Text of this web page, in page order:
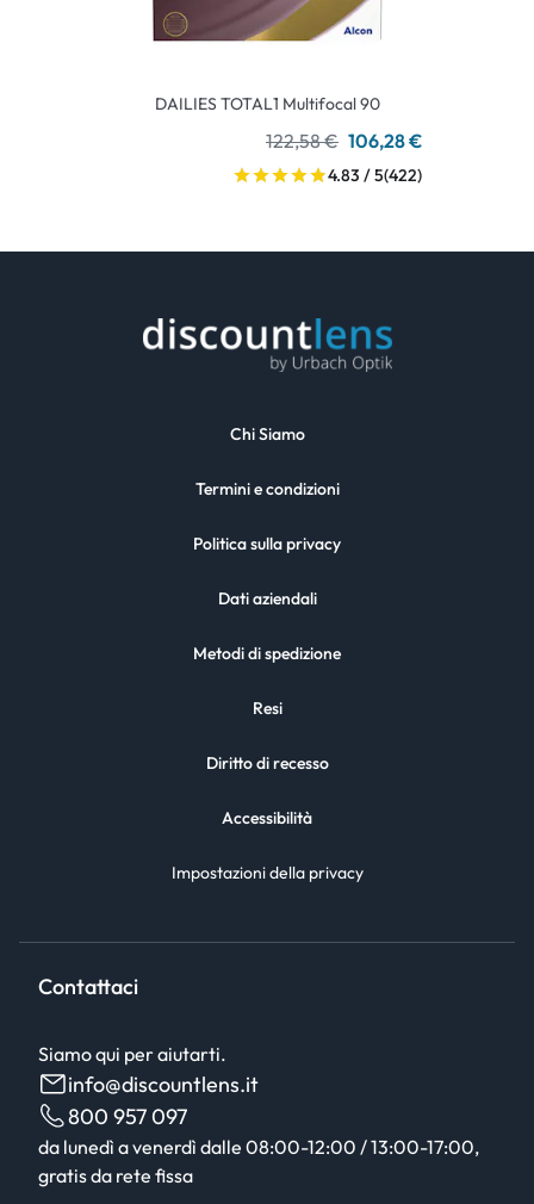
DAILIES TOTAL1 Multifocal 90
122,58 € 106,28 €
4.83 / 5(422)
Chi Siamo
Termini e condizioni
Politica sulla privacy
Dati aziendali
Metodi di spedizione
Resi
Diritto di recesso
Accessibilità
Impostazioni della privacy
Contattaci
Siamo qui per aiutarti.
info@discountlens.it
800 957 097
da lunedì a venerdì dalle 08:00-12:00 / 13:00-17:00,
gratis da rete fissa